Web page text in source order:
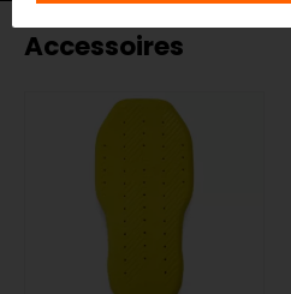
Accessoires